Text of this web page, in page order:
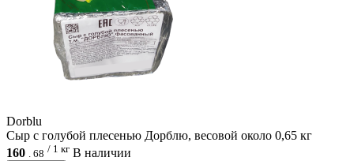
Dorblu
Сыр с голубой плесенью Дорблю, весовой около 0,65 кг
160 . 68 / 1 кг В наличии